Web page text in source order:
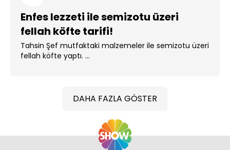
Enfes lezzeti ile semizotu üzeri
fellah köfte tarifi!
Tahsin Şef mutfaktaki malzemeler ile semizotu üzeri
fellah köfte yaptı. ...
DAHA FAZLA GÖSTER